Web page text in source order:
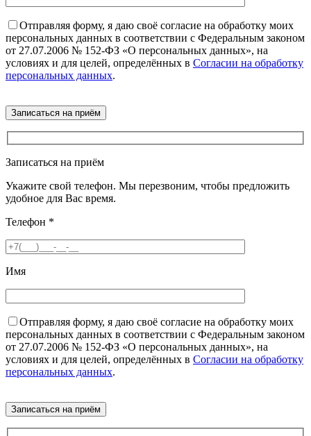
Отправляя форму, я даю своё согласие на обработку моих
персональных данных в соответствии с Федеральным законом
от 27.07.2006 № 152-ФЗ «О персональных данных», на
условиях и для целей, определённых в Согласии на обработку
персональных данных.
Записаться на приём
Укажите свой телефон. Мы перезвоним, чтобы предложить
удобное для Вас время.
Телефон *
Имя
Отправляя форму, я даю своё согласие на обработку моих
персональных данных в соответствии с Федеральным законом
от 27.07.2006 № 152-ФЗ «О персональных данных», на
условиях и для целей, определённых в Согласии на обработку
персональных данных.